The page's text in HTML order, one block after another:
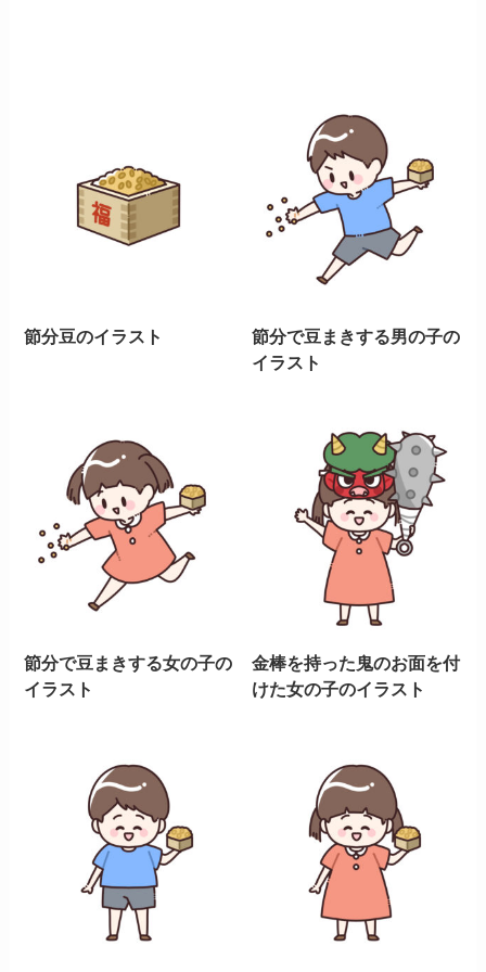
節分豆のイラスト
節分で豆まきする男の子の
イラスト
節分で豆まきする女の子の
イラスト
金棒を持った鬼のお面を付
けた女の子のイラスト